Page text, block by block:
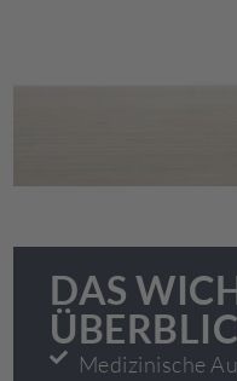
DAS
Medizinische